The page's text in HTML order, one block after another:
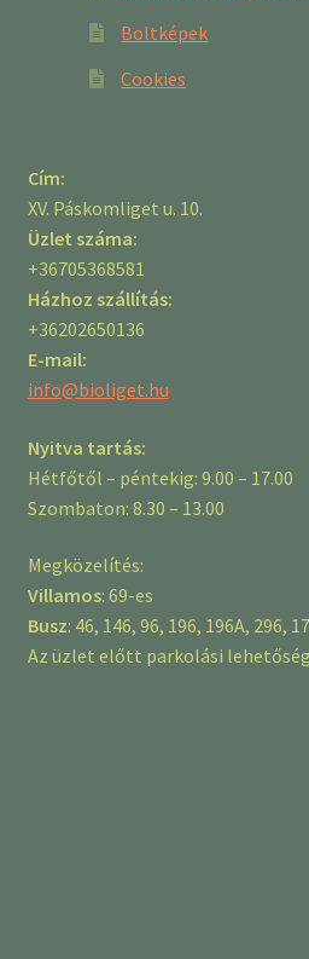
Boltképek
Cookies
Cím:
XV. Páskomliget u. 10.
Üzlet száma:
+36705368581
Házhoz szállítás:
+36202650136
E-mail:
info@bioliget.hu
Nyitva tartás:
Hétfőtől – péntekig: 9.00 – 17.00
Szombaton: 8.30 – 13.00
Megközelítés:
Villamos: 69-es
Busz: 46, 146, 96, 196, 196A, 296,
Az üzlet előtt parkolási